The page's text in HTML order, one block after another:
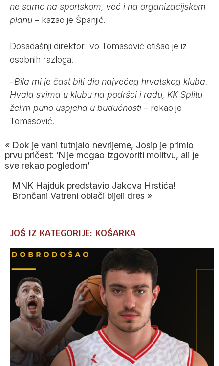
ne samo na sportskom, već i na organizacijskom
planu – kazao je Španjić.
Dosadašnji direktor Ivo Tomasović otišao je iz
osobnih razloga.
–Bila mi je čast biti dio najvećeg hrvatskog kluba.
Hvala svima u klubu na podršci i radu, KK Splitu
želim puno uspjeha u budućnosti – rekao je
Tomasović.
« Dok je vani tutnjalo nevrijeme, Josip je primio
prvu pričest: ‘Nije mogao izgovoriti molitvu, ali je
sve rekao pogledom’
MNK Hajduk predstavio Jakova Hrstića!
Brončani Vatreni oblači bijeli dres »
JOŠ IZ KATEGORIJE: KOŠARKA